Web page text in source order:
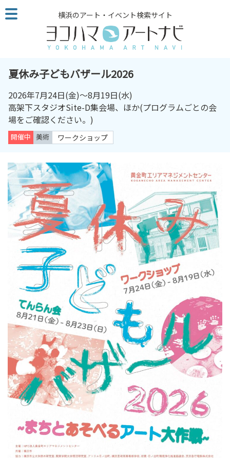
こ
の
ペ
ー
ジ
へ
記
へ
ス
キ
横浜のアート・イベント検索サイト
夏休み子どもバザール2026
2026年7月24日(金)〜8月19日(水)
高架下スタジオSite-D集会場、ほか(プログラムごとの会
場をご確認ください。)
開催中 美術 ワークショップ